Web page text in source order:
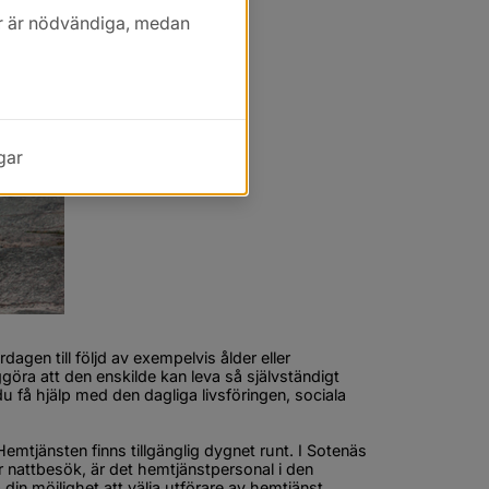
till följd av exempelvis ålder eller
att den enskilde kan leva så självständigt
få hjälp med den dagliga livsföringen, sociala
finns tillgänglig dygnet runt. I Sotenäs
är det hemtjänstpersonal i den
nödvändiga, medan